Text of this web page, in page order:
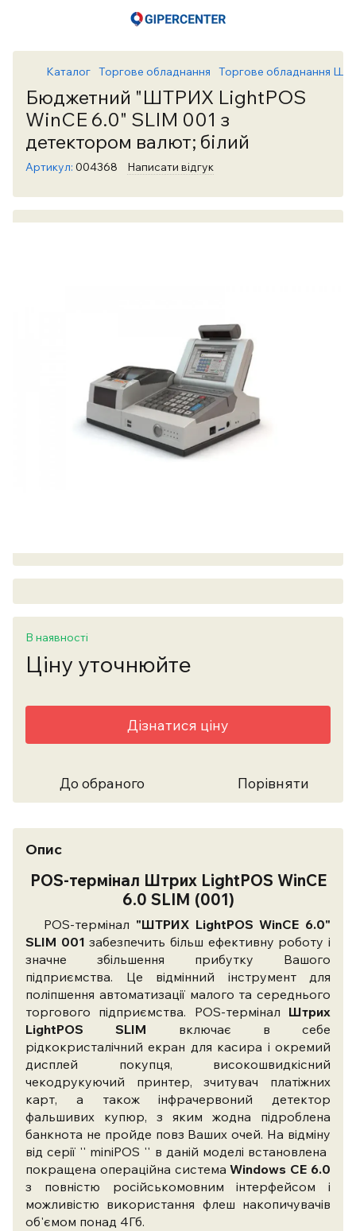
Каталог Торгове обладнання Торгове обладнання
Бюджетний "ШТРИХ LightPOS
WinCE 6.0" SLIM 001 з
детектором валют; білий
Артикул: 004368 Написати відгук
В наявності
Ціну уточнюйте
Дізнатися ціну
До обраного Порівняти
Опис
POS-термінал Штрих LightPOS WinCE
6.0 SLIM (001)
POS-термінал "ШТРИХ LightPOS WinCE 6.0"
SLIM 001 забезпечить більш ефективну роботу і
значне збільшення прибутку Вашого
підприємства. Це відмінний інструмент для
поліпшення автоматизації малого та середнього
торгового підприємства. POS-термінал Штрих
LightPOS SLIM включає в себе
рідкокристалічний екран для касира і окремий
дисплей покупця, високошвидкісний
чекодрукуючий принтер, зчитувач платіжних
карт, а також інфрачервоний детектор
фальшивих купюр, з яким жодна підроблена
банкнота не пройде повз Ваших очей. На відміну
від серії '' miniPOS '' в даній моделі встановлена ​​
покращена операційна системаWindows СЕ 6.0
з повністю російськомовним інтерфейсом і
можливістю використання флеш накопичувачів
об'ємом понад 4Гб.